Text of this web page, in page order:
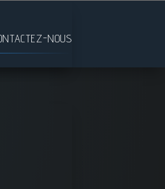
NOUS